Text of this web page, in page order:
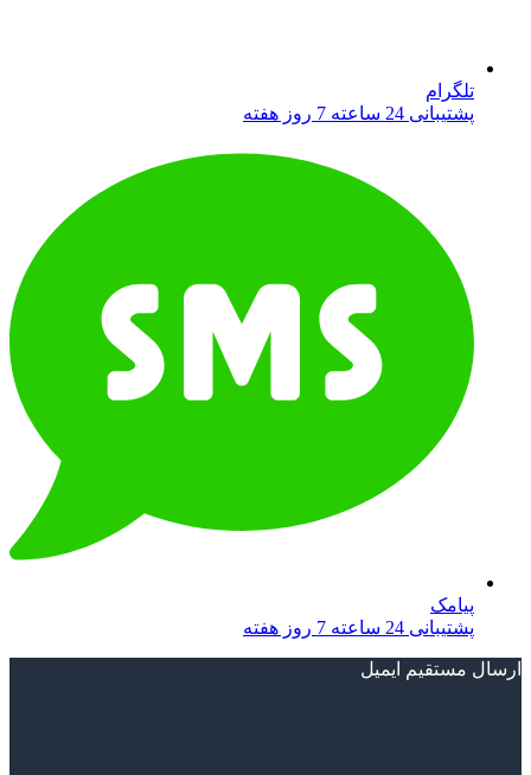
تلگرام
پشتیبانی 24 ساعته 7 روز هفته
پیامک
پشتیبانی 24 ساعته 7 روز هفته
ارسال مستقیم ایمیل